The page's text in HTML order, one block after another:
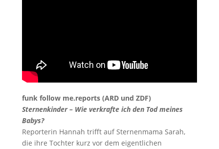
funk follow me.reports (ARD und ZDF)
Sternenkinder – Wie verkrafte ich den Tod meines
Babys?
Reporterin Hannah trifft auf Sternenmama Sarah,
die ihre Tochter kurz vor dem eigentlichen